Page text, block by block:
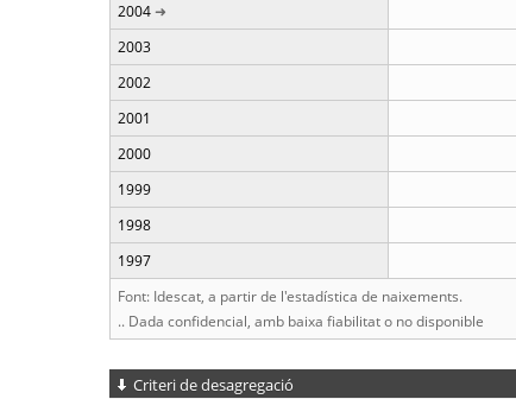
2004
2003
2002
2001
2000
1999
1998
1997
Font: Idescat, a partir de l'estadística de naixements.
.. Dada confidencial, amb baixa fiabilitat o no disponible
Criteri de desagregació